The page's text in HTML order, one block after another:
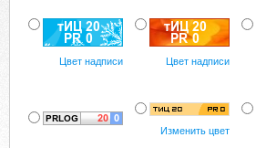
Цвет надписи Цвет надписи
Изменить цвет